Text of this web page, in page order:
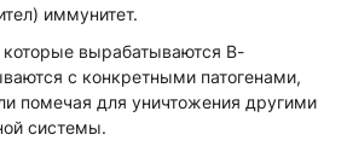
иммунитет.
которые вырабатываются В-
с конкретными патогенами,
помечая для уничтожения другими
системы.